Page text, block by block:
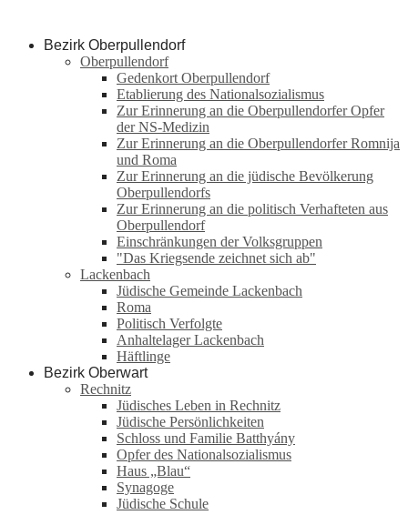
Bezirk Oberpullendorf
Oberpullendorf
Gedenkort Oberpullendorf
Etablierung des Nationalsozialismus
Zur Erinnerung an die Oberpullendorfer Opfer
der NS-Medizin
Zur Erinnerung an die Oberpullendorfer Romnija
und Roma
Zur Erinnerung an die jüdische Bevölkerung
Oberpullendorfs
Zur Erinnerung an die politisch Verhafteten aus
Oberpullendorf
Einschränkungen der Volksgruppen
"Das Kriegsende zeichnet sich ab"
Lackenbach
Jüdische Gemeinde Lackenbach
Roma
Politisch Verfolgte
Anhaltelager Lackenbach
Häftlinge
Bezirk Oberwart
Rechnitz
Jüdisches Leben in Rechnitz
Jüdische Persönlichkeiten
Schloss und Familie Batthyány
Opfer des Nationalsozialismus
Haus „Blau“
Synagoge
Jüdische Schule